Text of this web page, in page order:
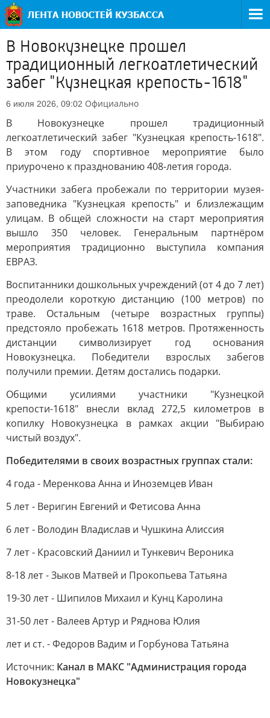
В Новокузнецке прошел
традиционный легкоатлетический
забег "Кузнецкая крепость-1618"
6 июля 2026, 09:02 Официально
В Новокузнецке прошел традиционный
легкоатлетический забег "Кузнецкая крепость-1618".
В этом году спортивное мероприятие было
приурочено к празднованию 408-летия города.
Участники забега пробежали по территории музея-
заповедника "Кузнецкая крепость" и близлежащим
улицам. В общей сложности на старт мероприятия
вышло 350 человек. Генеральным партнёром
мероприятия традиционно выступила компания
ЕВРАЗ.
Воспитанники дошкольных учреждений (от 4 до 7 лет)
преодолели короткую дистанцию (100 метров) по
траве. Остальным (четыре возрастных группы)
предстояло пробежать 1618 метров. Протяженность
дистанции символизирует год основания
Новокузнецка. Победители взрослых забегов
получили премии. Детям достались подарки.
Общими усилиями участники "Кузнецкой
крепости-1618" внесли вклад 272,5 километров в
копилку Новокузнецка в рамках акции "Выбираю
чистый воздух".
Победителями в своих возрастных группах стали:
4 года - Меренкова Анна и Иноземцев Иван
5 лет - Веригин Евгений и Фетисова Анна
6 лет - Володин Владислав и Чушкина Алиссия
7 лет - Красовский Даниил и Тункевич Вероника
8-18 лет - Зыков Матвей и Прокопьева Татьяна
19-30 лет - Шипилов Михаил и Кунц Каролина
31-50 лет - Валеев Артур и Ряднова Юлия
лет и ст. - Федоров Вадим и Горбунова Татьяна
Источник: Канал в МАКС "Администрация города
Новокузнецка"